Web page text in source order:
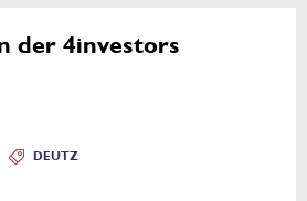
der 4investors
DEUTZ